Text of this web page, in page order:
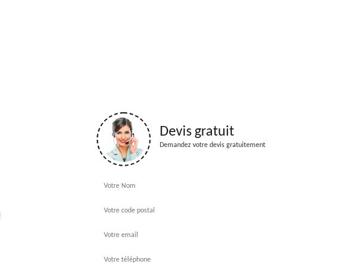
Devis gratuit
Demandez votre devis gratuitement